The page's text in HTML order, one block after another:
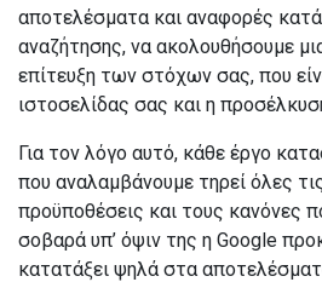
αποτελέσματα και αναφορές
αναζήτησης, να ακολουθήσουμε
επίτευξη των στόχων σας, που
ιστοσελίδας σας και η
Για τον λόγο αυτό, κάθε έργο
που αναλαμβάνουμε τηρεί όλες
προϋποθέσεις και τους κανόνες
σοβαρά υπ’ όψιν της η Google
κατατάξει ψηλά στα